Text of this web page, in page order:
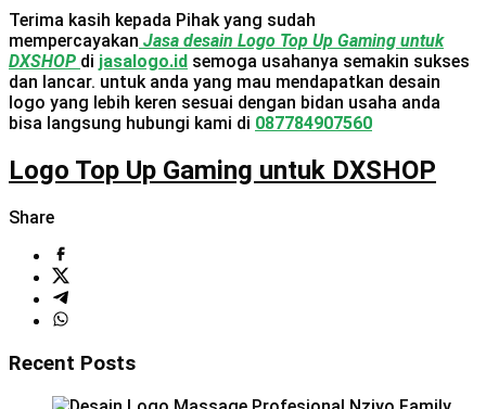
Terima kasih kepada Pihak yang sudah
mempercayakan Jasa desain Logo Top Up Gaming untuk
DXSHOP di jasalogo.id semoga usahanya semakin sukses
dan lancar. untuk anda yang mau mendapatkan desain
logo yang lebih keren sesuai dengan bidan usaha anda
bisa langsung hubungi kami di 087784907560
Logo Top Up Gaming untuk DXSHOP
Share
Recent Posts